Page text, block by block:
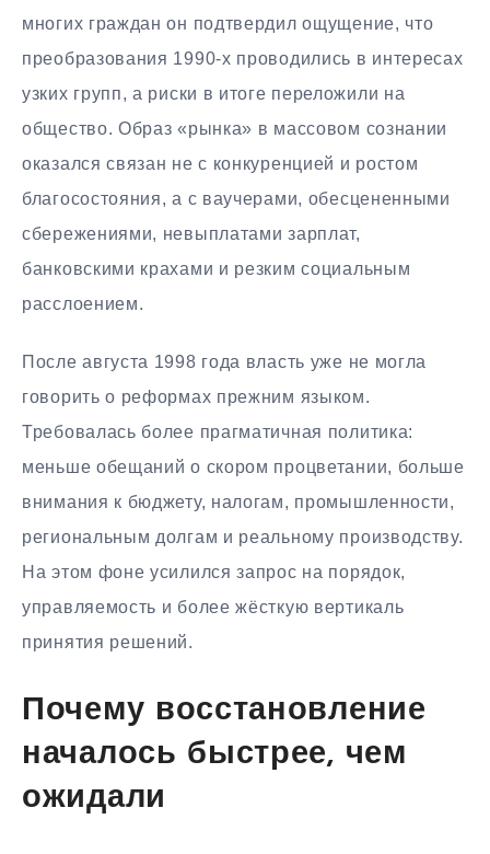
многих граждан он подтвердил ощущение, что
преобразования 1990-х проводились в интересах
узких групп, а риски в итоге переложили на
общество. Образ «рынка» в массовом сознании
оказался связан не с конкуренцией и ростом
благосостояния, а с ваучерами, обесцененными
сбережениями, невыплатами зарплат,
банковскими крахами и резким социальным
расслоением.
После августа 1998 года власть уже не могла
говорить о реформах прежним языком.
Требовалась более прагматичная политика:
меньше обещаний о скором процветании, больше
внимания к бюджету, налогам, промышленности,
региональным долгам и реальному производству.
На этом фоне усилился запрос на порядок,
управляемость и более жёсткую вертикаль
принятия решений.
Почему восстановление
началось быстрее, чем
ожидали